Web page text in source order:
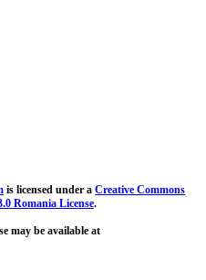
is licensed under a Creative Commons
Romania License.
may be available at